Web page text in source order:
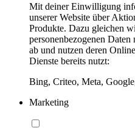
Mit deiner Einwilligung
unserer Website über
Produkte. Dazu gleichen
personenbezogenen
ab und nutzen deren
Dienste bereits nutzt:
Bing, Criteo, Meta,
Marketing